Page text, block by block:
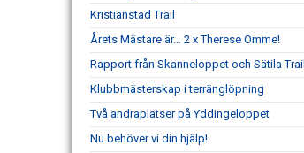
Kristianstad Trail
Årets Mästare är… 2 x Therese Omme!
Rapport från Skanneloppet och Sätila Trail
Klubbmästerskap i terränglöpning
Två andraplatser på Yddingeloppet
Nu behöver vi din hjälp!